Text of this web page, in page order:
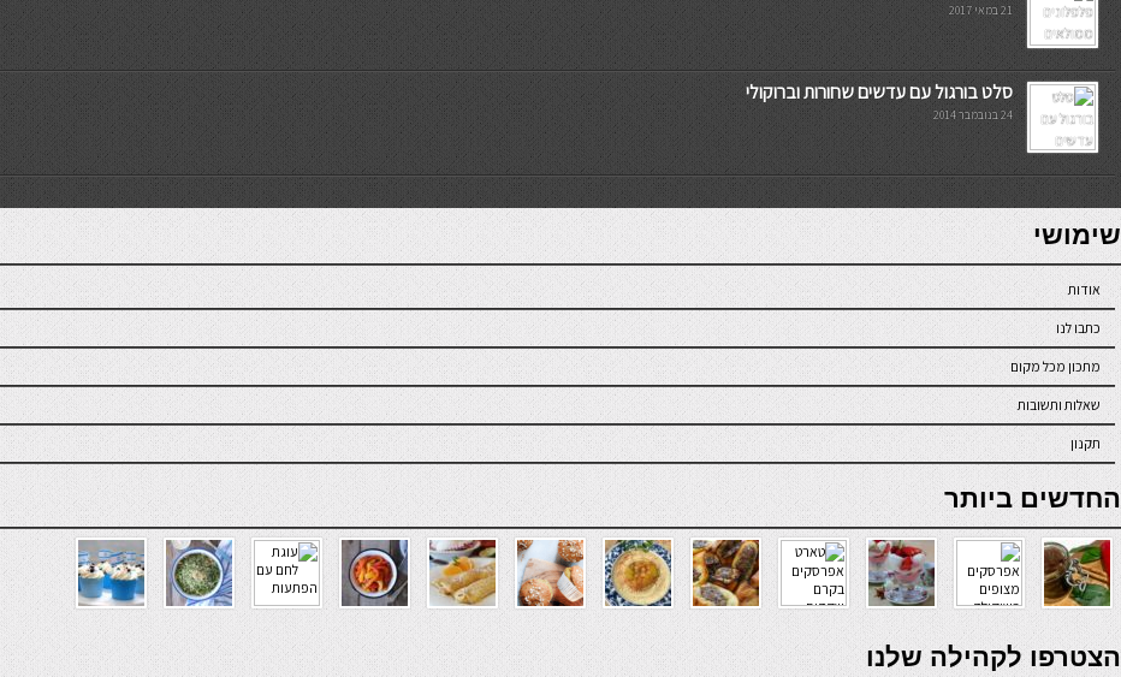
21 במאי 2017
סלט בורגול עם עדשים שחורות וברוקולי
24 בנובמבר 2014
7slots
seriöse online casinos österreich
שימושי
אודות
כתבו לנו
מתכון מכל מקום
שאלות ותשובות
תקנון
online casino
החדשים ביותר
verde casino
הצטרפו לקהילה שלנו